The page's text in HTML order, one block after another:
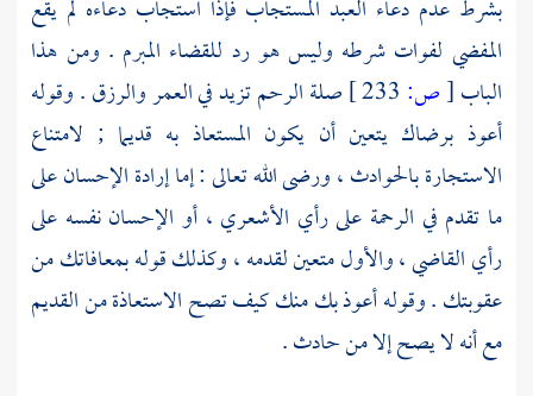
بشرط عدم دعاء العبد المستجاب فإذا استجاب دعاءه لم يقع
المفضي لفوات شرطه وليس هو رد للقضاء المبرم . ومن هذا
الباب[ص:
صلة الرحم تزيد في العمر والرزق . وقوله
أعوذ برضاك يتعين أن يكون المستعاذ به قديما ; لامتناع
الاستجارة بالحوادث ، ورضى الله تعالى : إما إرادة الإحسان على
ما تقدم في الرحمة على رأي الأشعري ، أو الإحسان نفسه على
رأي القاضي ، والأول متعين لقدمه ، وكذلك قوله بمعافاتك من
عقوبتك . وقوله أعوذ بك منك كيف تصح الاستعاذة من القديم
مع أنه لا يصح إلا من حادث .